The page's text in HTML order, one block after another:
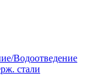
Водоотведение
стали